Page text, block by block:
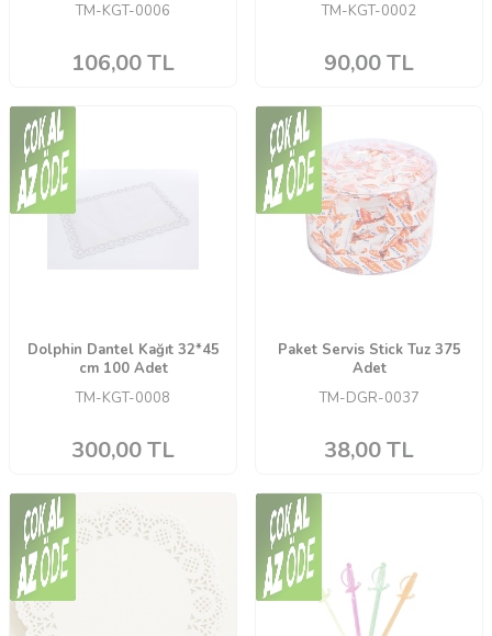
TM-KGT-0006
106,00TL
TM-KGT-0002
90,00TL
Dolphin Dantel Kağıt 32*45
cm 100 Adet
TM-KGT-0008
300,00TL
Paket Servis Stick Tuz 375
Adet
TM-DGR-0037
38,00TL